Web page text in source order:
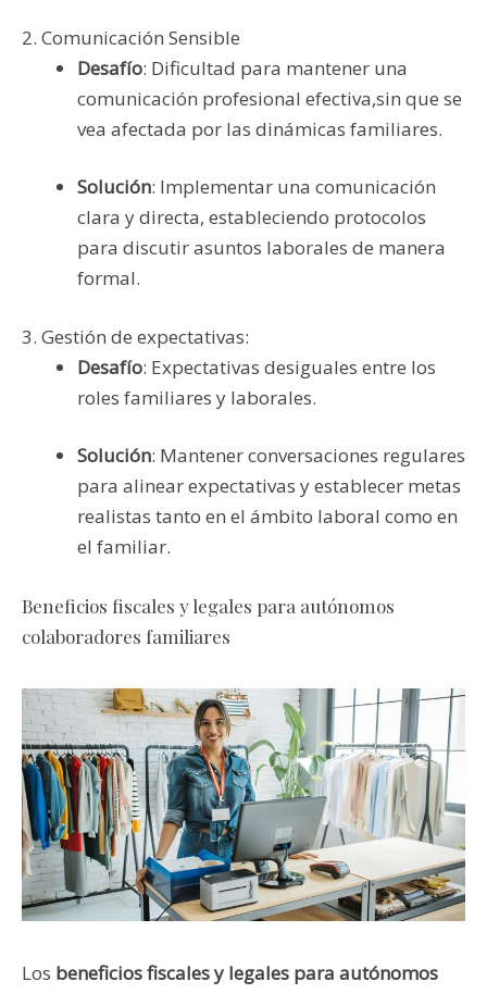
2. Comunicación Sensible
Desafío: Dificultad para mantener una
comunicación profesional efectiva,sin que se
vea afectada por las dinámicas familiares.
Solución: Implementar una comunicación
clara y directa, estableciendo protocolos
para discutir asuntos laborales de manera
formal.
3. Gestión de expectativas:
Desafío: Expectativas desiguales entre los
roles familiares y laborales.
Solución: Mantener conversaciones regulares
para alinear expectativas y establecer metas
realistas tanto en el ámbito laboral como en
el familiar.
Beneficios fiscales y legales para autónomos
colaboradores familiares
Los beneficios fiscales y legales para autónomos